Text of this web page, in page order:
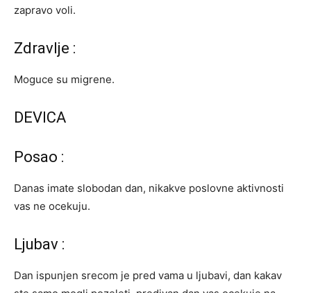
zapravo voli.
Zdravlje :
Moguce su migrene.
DEVICA
Posao :
Danas imate slobodan dan, nikakve poslovne aktivnosti
vas ne ocekuju.
Ljubav :
Dan ispunjen srecom je pred vama u ljubavi, dan kakav